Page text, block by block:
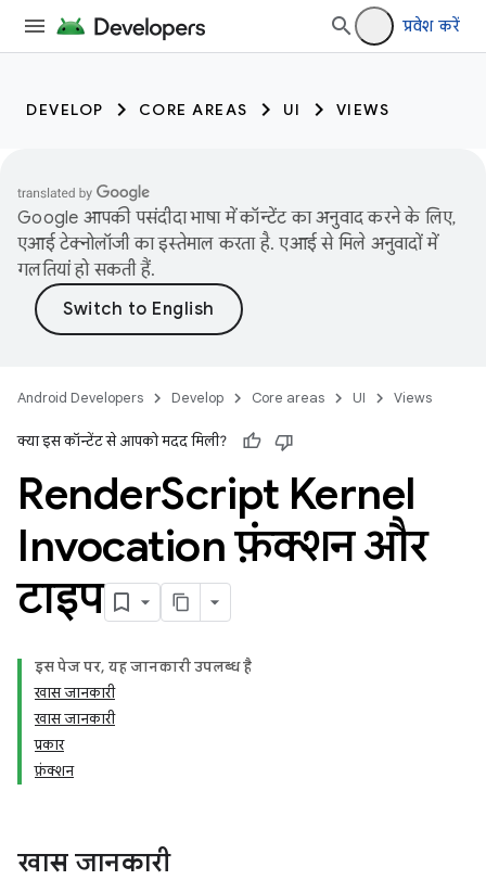
प्रवेश करें
DEVELOP CORE AREAS UI VIEWS
Google आपकी पसंदीदा भाषा में कॉन्टेंट का अनुवाद करने के लिए,
एआई टेक्नोलॉजी का इस्तेमाल करता है. एआई से मिले अनुवादों में
गलतियां हो सकती हैं.
Android Developers Develop Core areas UI Views
क्या इस कॉन्टेंट से आपको मदद मिली?
RenderScript Kernel
Invocation फ़ंक्शन और
टाइप
इस पेज पर, यह जानकारी उपलब्ध है
खास जानकारी
खास जानकारी
प्रकार
फ़ंक्शन
खास जानकारी